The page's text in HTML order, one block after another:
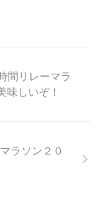
間リレーマラ
味しいぞ！
ラソン２０